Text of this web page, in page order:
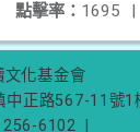
點擊率： 1695 |
文化基金會
中正路567-11號1
6102